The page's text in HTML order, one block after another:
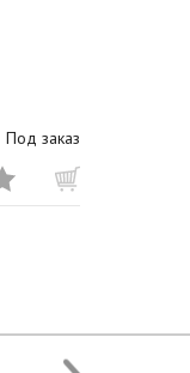
Под заказ